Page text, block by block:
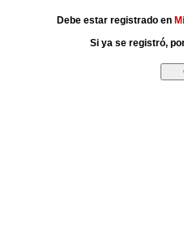
Debe estar registrado en Mi
Si ya se registró,